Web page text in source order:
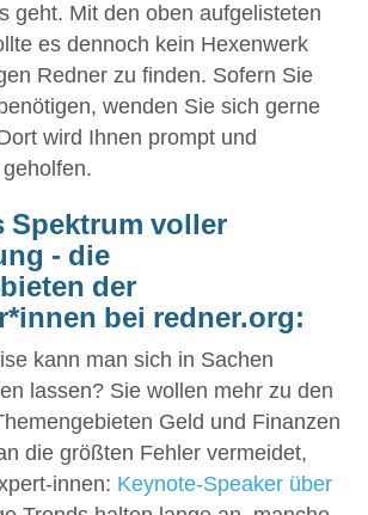
geht. Mit den oben aufgelisteten
es dennoch kein Hexenwerk
Redner zu finden. Sofern Sie
wenden Sie sich gerne
wird Ihnen prompt und
Spektrum voller
- die
der
bei redner.org:
kann man sich in Sachen
lassen? Sie wollen mehr zu den
Geld und Finanzen
die größten Fehler vermeidet,
innen: Keynote-Speaker über